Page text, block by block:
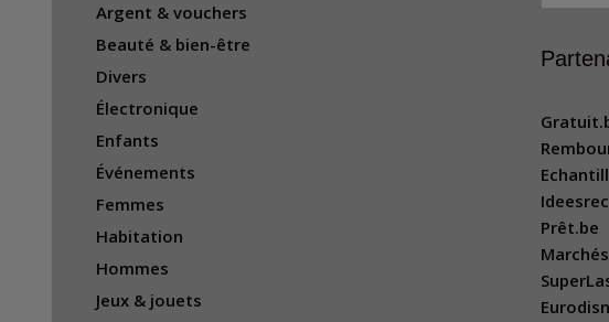
Argent & vouchers
Beauté & bien-être
Divers
Électronique
Enfants
Événements
Femmes
Habitation
Hommes
Jeux & jouets
Prêt.be